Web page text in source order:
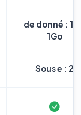
de donné : 1
1Go
Sous e : 2